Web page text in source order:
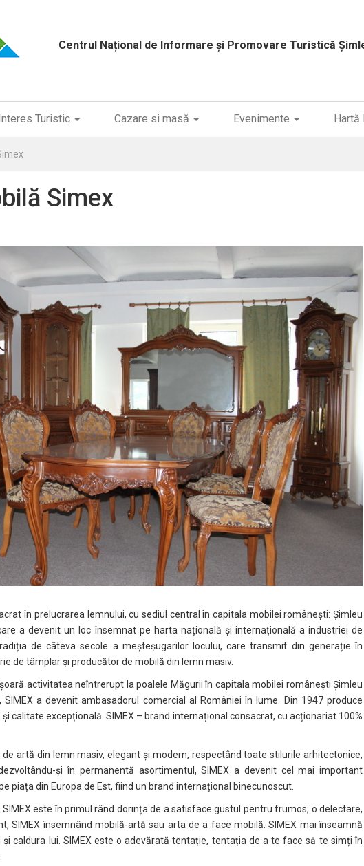
Centrul Național de Informare și Promovare Turistică
Turistic Cazare si masă Evenimente Hartă
Simex
în prelucrarea lemnului, cu sediul central în capitala mobilei românești: Șimleu
a devenit un loc însemnat pe harta națională și internațională a industriei de
de câteva secole a meșteșugarilor locului, care transmit din generație în
de tâmplar și producător de mobilă din lemn masiv.
activitatea neîntrerupt la poalele Măgurii în capitala mobilei românești Șimleu
a devenit ambasadorul comercial al României în lume. Din 1947 produce
calitate excepțională. SIMEX – brand internațional consacrat, cu acționariat 100%
artă din lemn masiv, elegant și modern, respectând toate stilurile arhitectonice,
și în permanentă asortimentul, SIMEX a devenit cel mai important
piața din Europa de Est, fiind un brand internațional binecunoscut.
este în primul rând dorința de a satisface gustul pentru frumos, o delectare,
SIMEX însemnând mobilă-artă sau arta de a face mobilă. SIMEX mai înseamnă
caldura lui. SIMEX este o adevărată tentație, tentația de a te face să te simți în